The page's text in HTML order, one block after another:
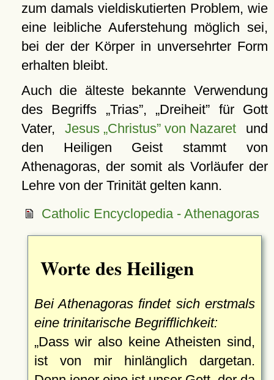
zum damals vieldiskutierten Problem, wie
eine leibliche Auferstehung möglich sei,
bei der der Körper in unversehrter Form
erhalten bleibt.
Auch die älteste bekannte Verwendung
des Begriffs
Trias , Dreiheit
für Gott
Vater, Jesus „Christus” von Nazaretund
den Heiligen Geist stammt von
Athenagoras, der somit als Vorläufer der
Lehre von der Trinität gelten kann.
Catholic Encyclopedia - Athenagoras
Worte des Heiligen
Bei Athenagoras findet sich erstmals
eine trinitarische Begrifflichkeit:
Dass wir also keine Atheisten sind,
ist von mir hinlänglich dargetan.